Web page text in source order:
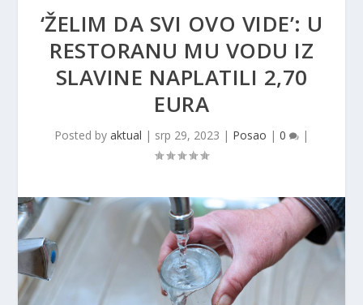
‘ŽELIM DA SVI OVO VIDE’: U
RESTORANU MU VODU IZ
SLAVINE NAPLATILI 2,70
EURA
Posted by aktual | srp 29, 2023 | Posao | 0 |